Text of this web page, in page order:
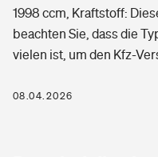
Arbeitsrechtsschutz
Zur Übersicht
Pri­vate Haft­pflicht­
Gesundheit
Private
1998 ccm, Kraftstoff:
beachten Sie, dass die
vielen ist, um den Kfz-
08.04.2026